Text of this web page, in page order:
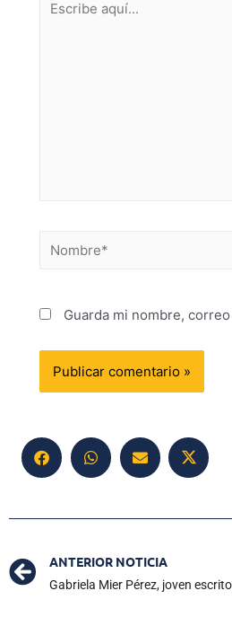
Guarda mi nombre,
ANTERIOR NOTICIA
Gabriela Mier Pérez, joven